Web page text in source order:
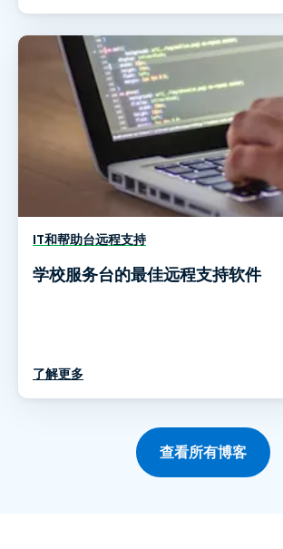
IT和帮助台远程支持
学校服务台的最佳远程支持软件
了解更多
查看所有博客